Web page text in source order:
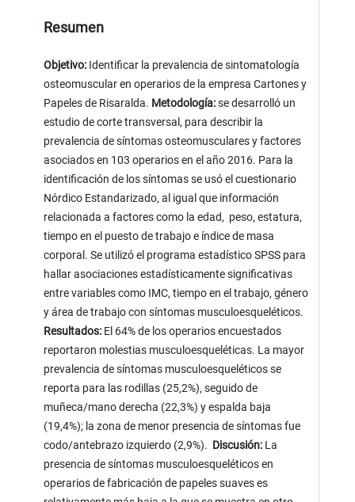
Resumen
Objetivo: Identificar la prevalencia de sintomatología
osteomuscular en operarios de la empresa Cartones y
Papeles de Risaralda. Metodología:se desarrolló un
estudio de corte transversal, para describir la
prevalencia de síntomas osteomusculares y factores
asociados en 103 operarios en el año 2016. Para la
identificación de los síntomas se usó el cuestionario
Nórdico Estandarizado, al igual que información
relacionada a factores como la edad, peso, estatura,
tiempo en el puesto de trabajo e índice de masa
corporal. Se utilizó el programa estadístico SPSS para
hallar asociaciones estadísticamente significativas
entre variables como IMC, tiempo en el trabajo, género
y área de trabajo con síntomas musculoesqueléticos.
Resultados: El 64% de los operarios encuestados
reportaron molestias musculoesqueléticas. La mayor
prevalencia de síntomas musculoesqueléticos se
reporta para las rodillas (25,2%), seguido de
muñeca/mano derecha (22,3%) y espalda baja
(19,4%); la zona de menor presencia de síntomas fue
codo/antebrazo izquierdo (2,9%). Discusión: La
presencia de síntomas musculoesqueléticos en
operarios de fabricación de papeles suaves es